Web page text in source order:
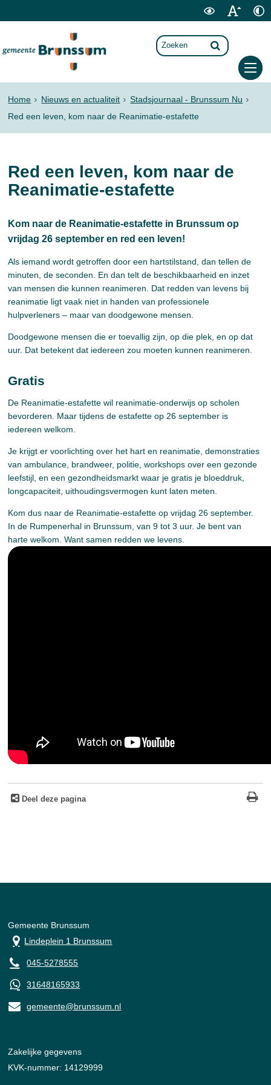
Home Nieuws en actualiteit
Stadsjournaal - Brunssum Nu
Red een leven, kom naar de Reanimatie-estafette
Red een leven, kom naar de
Reanimatie-estafette
Kom naar de Reanimatie-estafette in Brunssum op
vrijdag 26 september en red een leven!
Als iemand wordt getroffen door een hartstilstand, dan tellen de
minuten, de seconden. En dan telt de beschikbaarheid en inzet
van mensen die kunnen reanimeren. Dat redden van levens bij
reanimatie ligt vaak niet in handen van professionele
hulpverleners – maar van doodgewone mensen.
Doodgewone mensen die er toevallig zijn, op die plek, en op dat
uur. Dat betekent dat iedereen zou moeten kunnen reanimeren.
Gratis
De Reanimatie-estafette wil reanimatie-onderwijs op scholen
bevorderen. Maar tijdens de estafette op 26 september is
iedereen welkom.
Je krijgt er voorlichting over het hart en reanimatie, demonstraties
van ambulance, brandweer, politie, workshops over een gezonde
leefstijl, en een gezondheidsmarkt waar je gratis je bloeddruk,
longcapaciteit, uithoudingsvermogen kunt laten meten.
Kom dus naar de Reanimatie-estafette op vrijdag 26 september.
In de Rumpenerhal in Brunssum, van 9 tot 3 uur. Je bent van
harte welkom. Want samen redden we levens.
Deel deze pagina
Gemeente Brunssum
Lindeplein 1 Brunssum
045-5278555
31648165933
gemeente@brunssum.nl
Zakelijke gegevens
KVK-nummer: 14129999